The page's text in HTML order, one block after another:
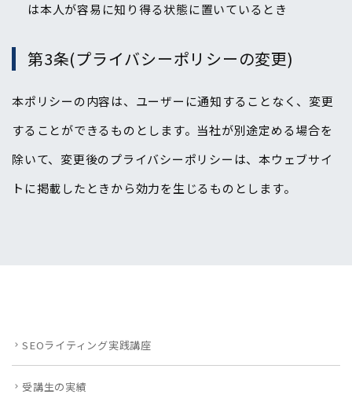
は本人が容易に知り得る状態に置いているとき
第3条(プライバシーポリシーの変更)
本ポリシーの内容は、ユーザーに通知することなく、変更
することができるものとします。当社が別途定める場合を
除いて、変更後のプライバシーポリシーは、本ウェブサイ
トに掲載したときから効力を生じるものとします。
SEOライティング実践講座
受講生の実績